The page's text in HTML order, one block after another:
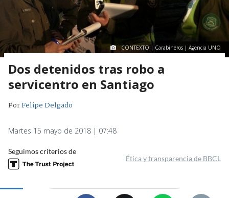
CONTEXTO | Carabineros | Agencia UNO
Dos detenidos tras robo a
servicentro en Santiago
PorFelipe Delgado
Martes 15 mayo de 2018 | 07:48
Seguimos criterios de
Ética y transparencia de BBCL